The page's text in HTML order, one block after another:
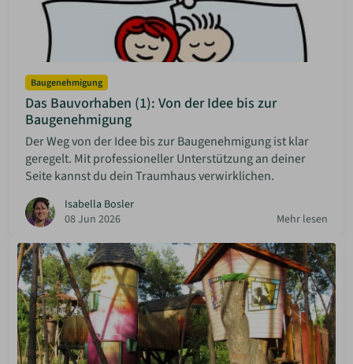
Grundstücksuche
Haus & Garten
Planungstipps
Rechtliche Vorgaben
Vermietung
Baugenehmigung
Das Bauvorhaben (1): Von der Idee bis zur
Baugenehmigung
Der Weg von der Idee bis zur Baugenehmigung ist klar
geregelt. Mit professioneller Unterstützung an deiner
Seite kannst du dein Traumhaus verwirklichen.
Isabella Bosler
08 Jun 2026
Mehr lesen